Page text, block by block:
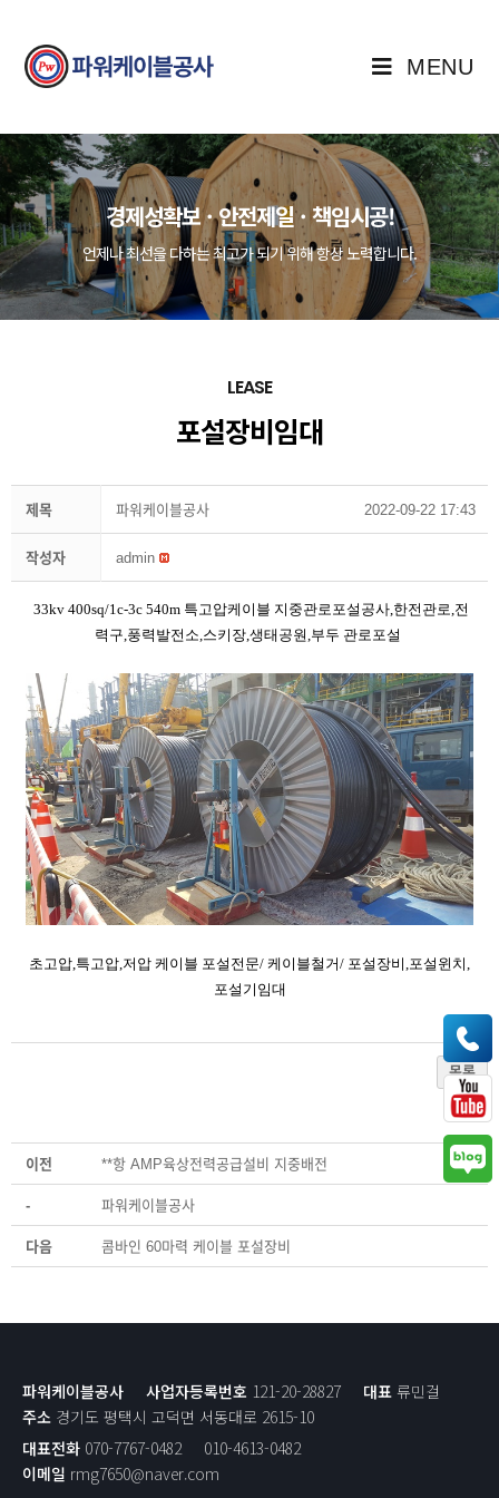
MENU
경제성확보 · 안전제일 · 책임시공!
언제나 최선을 다하는 최고가 되기 위해 항상 노력합니다.
LEASE
포설장비임대
제목 파워케이블공사 2022-09-22 17:43
작성자 admin
33kv 400sq/1c-3c 540m 특고압케이블 지중관로포설공사,한전관로,전
력구,풍력발전소,스키장,생태공원,부두 관로포설
초고압,특고압,저압 케이블 포설전문/ 케이블철거/ 포설장비,포설윈치,
포설기임대
목록
이전 **항 AMP육상전력공급설비 지중배전
- 파워케이블공사
다음 콤바인 60마력 케이블 포설장비
파워케이블공사 사업자등록번호 121-20-28827 대표 류민걸
주소 경기도 평택시 고덕면 서동대로 2615-10
대표전화 070-7767-0482
010-4613-0482
이메일 rmg7650@naver.com